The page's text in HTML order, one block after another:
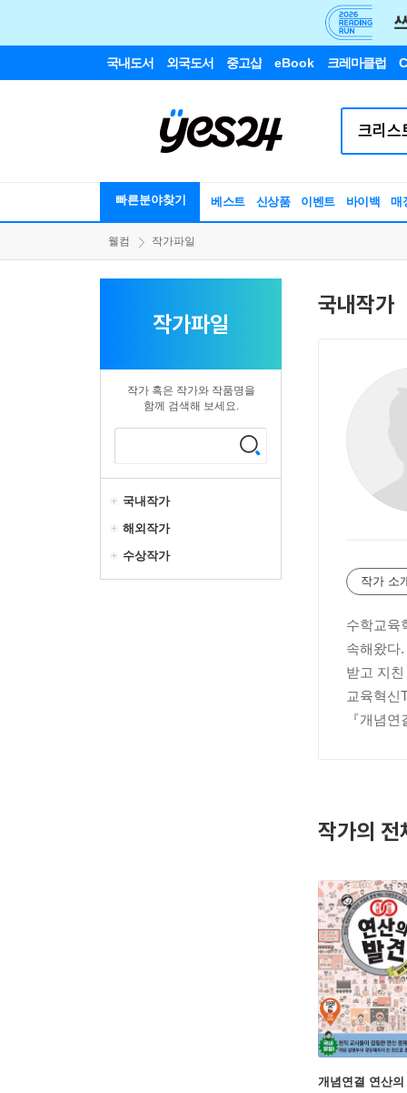
국내도서 외국도서 중고샵 eBook 크레마클럽
빠른분야찾기 베스트 신상품 이벤트 바이백 매
웰컴 작가파일
작가파일
작가 혹은 작가와 작품명을
함께 검색해 보세요.
국내작가
해외작가
수상작가
국내작가
작가 소
수학교육
속해왔다
받고 지
교육혁신
『개념
작가의 전
개념연결 연산